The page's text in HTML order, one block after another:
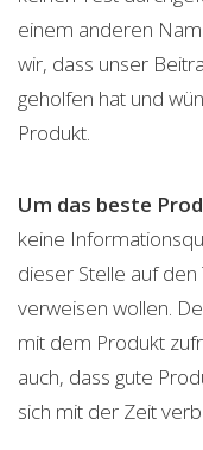
einem anderen
wir, dass unser
geholfen hat und
Produkt.
Um das beste
keine
dieser Stelle auf
verweisen wollen.
mit dem Produkt
auch, dass gute
sich mit der Zeit